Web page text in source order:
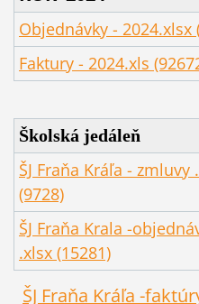
Objednávky - 2024.xlsx
Faktury - 2024.xls
Školská jedáleň
ŠJ Fraňa Kráľa - zmluvy
(9728)
ŠJ Fraňa Krala -
.xlsx (15281)
ŠJ Fraňa Kráľa -